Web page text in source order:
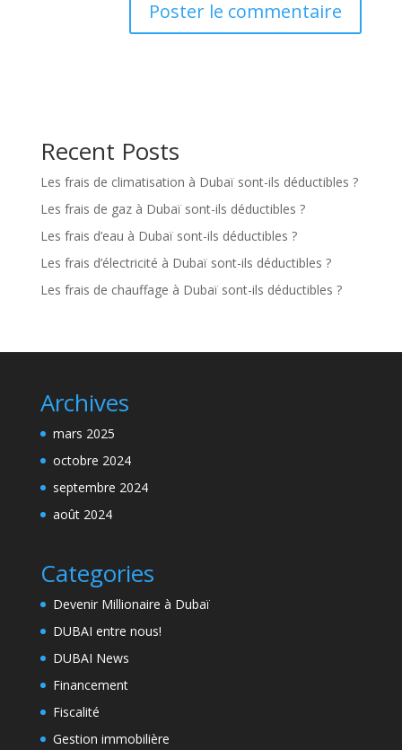
Recent Posts
Les frais de climatisation à Dubaï sont-ils déductibles ?
Les frais de gaz à Dubaï sont-ils déductibles ?
Les frais d’eau à Dubaï sont-ils déductibles ?
Les frais d’électricité à Dubaï sont-ils déductibles ?
Les frais de chauffage à Dubaï sont-ils déductibles ?
Archives
mars 2025
octobre 2024
septembre 2024
août 2024
Categories
Devenir Millionaire à Dubaï
DUBAI entre nous!
DUBAI News
Financement
Fiscalité
Gestion immobilière